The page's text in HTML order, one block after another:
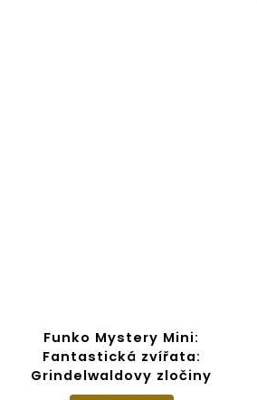
Funko Mystery Mini:
Fantastická zvířata:
Grindelwaldovy zločiny